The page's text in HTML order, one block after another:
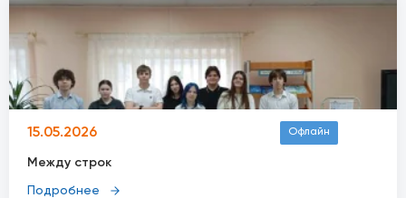
15.05.2026 Офлайн
Между строк
Подробнее